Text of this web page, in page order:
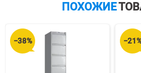
ПОХОЖИЕ
−38%